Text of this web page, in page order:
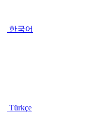
한국어
Türkçe